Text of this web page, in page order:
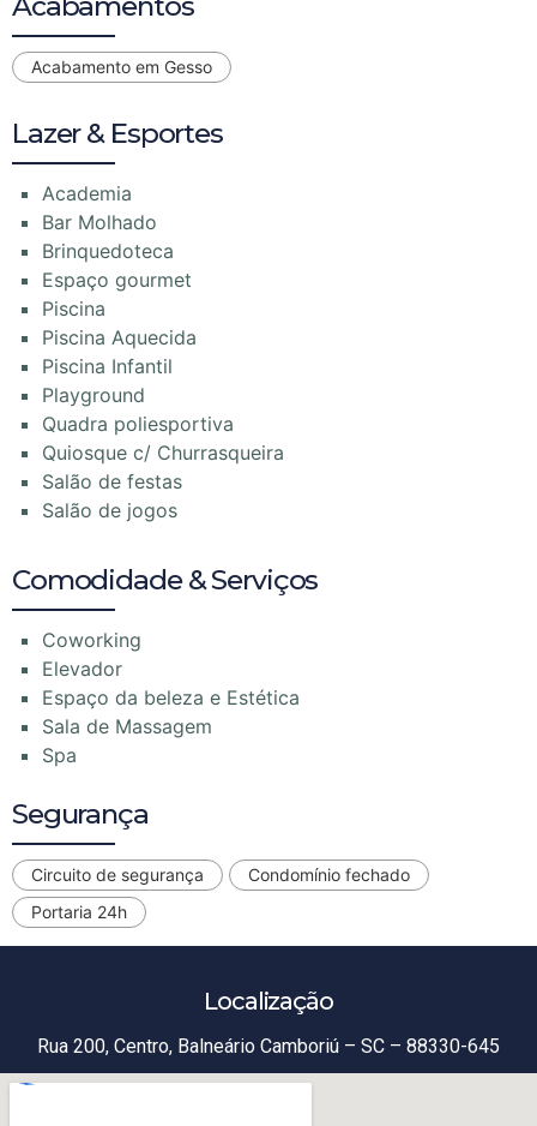
Acabamento em Gesso
Lazer & Esportes
Academia
Bar Molhado
Brinquedoteca
Espaço gourmet
Piscina
Piscina Aquecida
Piscina Infantil
Playground
Quadra poliesportiva
Quiosque c/ Churrasqueira
Salão de festas
Salão de jogos
Comodidade & Serviços
Coworking
Elevador
Espaço da beleza e Estética
Sala de Massagem
Spa
Segurança
Circuito de segurança
Condomínio fechado
Portaria 24h
Localização
Rua 200, Centro, Balneário Camboriú – SC – 88330-645